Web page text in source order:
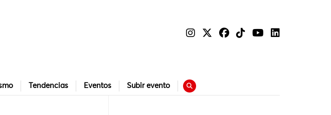
Tendencias Eventos Subir evento